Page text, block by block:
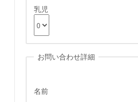
乳児
お問い合わせ詳細
名前